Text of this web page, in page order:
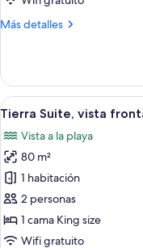
parcial
al
Más detalles
Más
Suite,
vista
parcial
océano
Ver
todas
las
fotos
de
Tierra
Suite,
vista
16
Tierra Suite, vista
Vista a la playa
80 m²
1 habitación
2 personas
1 cama King size
Wifi gratuito